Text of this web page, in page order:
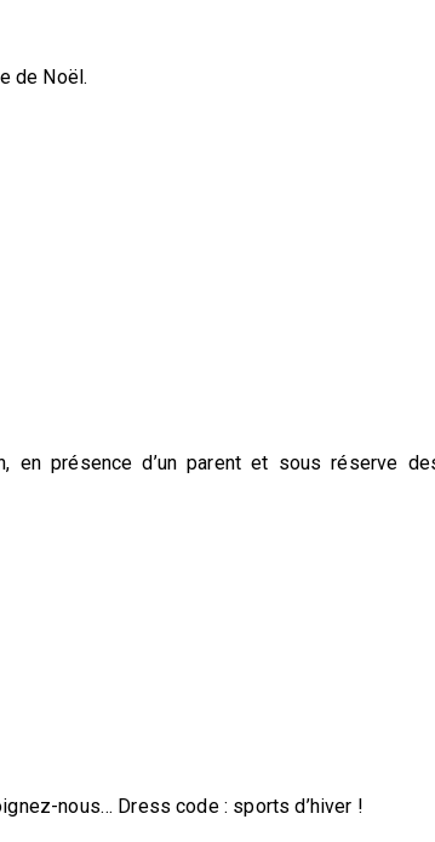
de Noël.
présence d’un parent et sous réserve
nous… Dress code : sports d’hiver !